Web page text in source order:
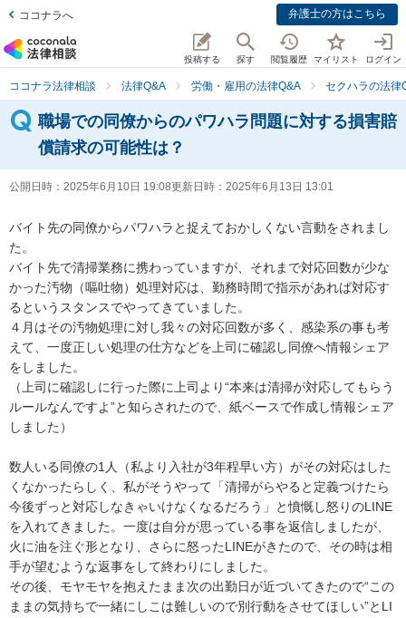
ココナラへ 弁護士の方はこちら
投稿する 探す 閲覧履歴 マイリスト ログイン
ココナラ法律相談 法律Q&A 労働・雇用の法律Q&A セクハラの法律
職場での同僚からのパワハラ問題に対する損害賠
償請求の可能性は？
公開日時： 2025年6月10日 19:08更新日時： 2025年6月13日 13:01
バイト先の同僚からパワハラと捉えておかしくない言動をされまし
た。
バイト先で清掃業務に携わっていますが、それまで対応回数が少な
かった汚物（嘔吐物）処理対応は、勤務時間で指示があれば対応す
るというスタンスでやってきていました。
４月はその汚物処理に対し我々の対応回数が多く、感染系の事も考
えて、一度正しい処理の仕方などを上司に確認し同僚へ情報シェア
をしました。
（上司に確認しに行った際に上司より“本来は清掃が対応してもらう
ルールなんですよ”と知らされたので、紙ベースで作成し情報シェア
しました）
数人いる同僚の1人（私より入社が3年程早い方）がその対応はした
くなかったらしく、私がそうやって「清掃がらやると定義つけたら
今後ずっと対応しなきゃいけなくなるだろう」と憤慨し怒りのLINE
を入れてきました。一度は自分が思っている事を返信しましたが、
火に油を注ぐ形となり、さらに怒ったLINEがきたので、その時は相
手が望むような返事をして終わりにしました。
その後、モヤモヤを抱えたまま次の出勤日が近づいてきたので“この
ままの気持ちで一緒にしこは難しいので別行動をさせてほしい”とLI